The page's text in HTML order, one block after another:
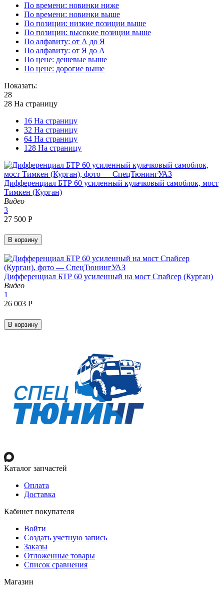
По времени: новинки ниже
По времени: новинки выше
По позиции: низкие позиции выше
По позиции: высокие позиции выше
По алфавиту: от А до Я
По алфавиту: от Я до А
По цене: дешевые выше
По цене: дорогие выше
Показать:
28
28 На страницу
16 На страницу
32 На страницу
64 На страницу
128 На страницу
Дифференциал БТР 60 усиленный кулачковый самоблок, мост
Тимкен (Курган)
Видео
3
27 500 Р
В корзину
Дифференциал БТР 60 усиленный на мост Спайсер (Курган)
Видео
1
26 003 Р
В корзину
Каталог запчастей
Оплата
Доставка
Кабинет покупателя
Войти
Создать учетную запись
Заказы
Отложенные товары
Список сравнения
Магазин